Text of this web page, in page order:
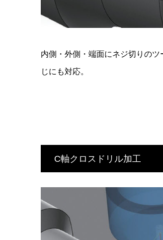
内側・外側・端面にネジ切りの
じにも対応。
C軸クロスドリル加工